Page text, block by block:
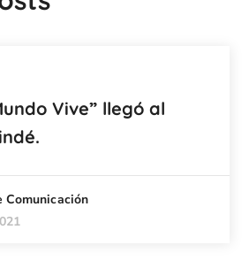
Vive” llegó al
Comunicación